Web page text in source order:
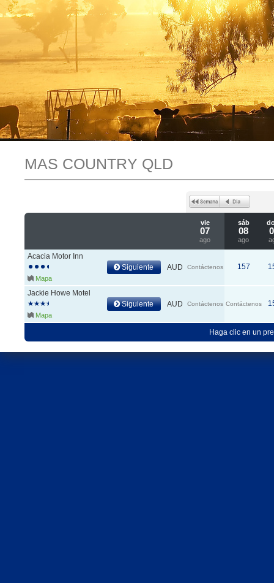
MAS COUNTRY QLD
vie
07
ago
sáb
08
ago
Acacia Motor Inn
Mapa
Siguiente AUD Contáctenos 157
Jackie Howe Motel
Mapa
Siguiente AUD Contáctenos Contáctenos
Haga clic en un